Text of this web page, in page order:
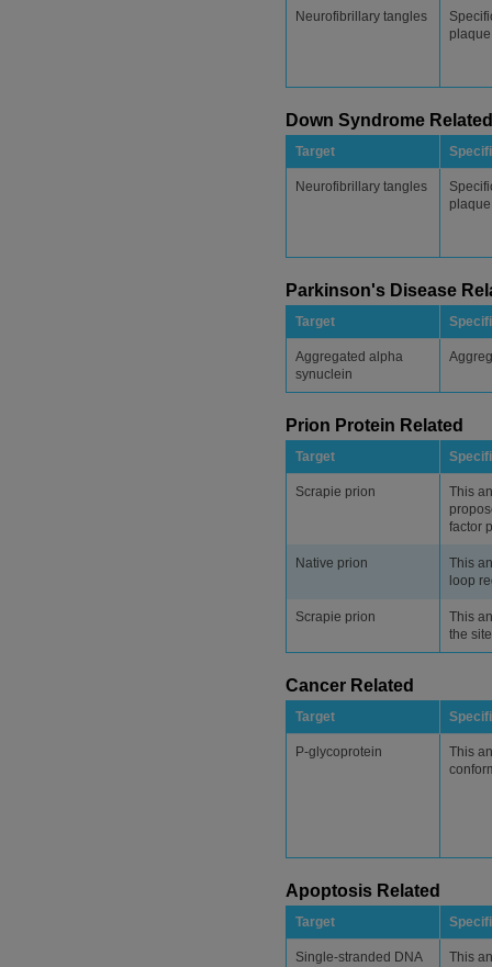
Neurofibrillary tangles
Down Syndrome Related
Target
Neurofibrillary tangles
Parkinson's Disease
Target
Aggregated alpha
synuclein
Prion Protein Related
Target
Scrapie prion
This
factor
Native prion
This
loop
Scrapie prion
This
the
Cancer Related
Target
P-glycoprotein
This
Apoptosis Related
Target
Single-stranded DNA
This